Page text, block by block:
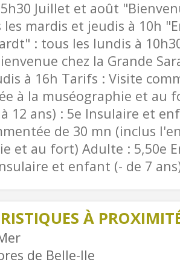
Juillet et août
les mardis et jeudis à 10h
: tous les lundis à
chez la Grande
à 16h Tarifs : Visite
à la muséographie et au
12 ans) : 5e Insulaire et
de 30 mn (inclus
et au fort) Adulte : 5,50e
et enfant (- de 7
À
de Belle-Ile